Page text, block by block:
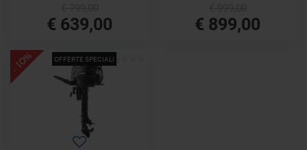
€ 639,00 € 899,00
OFFERTE SPECIALI
- 10%